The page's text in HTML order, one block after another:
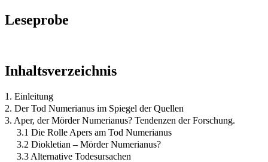
Leseprobe
Inhaltsverzeichnis
1. Einleitung
2. Der Tod Numerianus im Spiegel der Quellen
3. Aper, der Mörder Numerianus? Tendenzen der Forschung.
3.1 Die Rolle Apers am Tod Numerianus
3.2 Diokletian – Mörder Numerianus?
3.3 Alternative Todesursachen